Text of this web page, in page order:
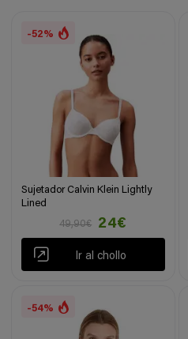
-52%
Sujetador Calvin Klein Lightly
Lined
49,90€
24€
Ir al chollo
-54%